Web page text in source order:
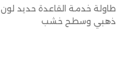
طاولة خدمة القاعدة حديد لون
ذهبي وسطح خشب